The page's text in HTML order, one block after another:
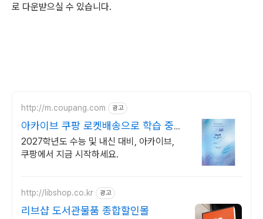
로 다운받으실 수 있습니다.
http://m.coupang.com 광고
아카이브 쿠팡 로켓배송으로 학습 중단
없이
2027학년도 수능 및 내신 대비, 아카이브,
쿠팡에서 지금 시작하세요.
http://libshop.co.kr 광고
리브샵 도서관물품 종합할인몰